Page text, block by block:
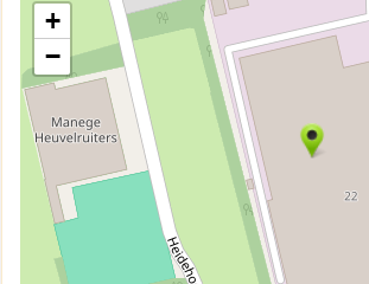
+
−